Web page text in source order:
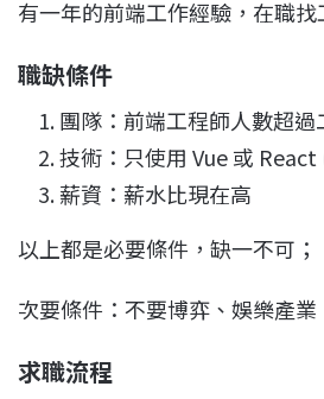
有一年的前端工作經驗，在職找
職缺條件
團隊：前端工程師人數超過
技術：只使用 Vue 或
薪資：薪水比現在高
以上都是必要條件，缺一不可；
次要條件：不要博弈、娛樂產
求職流程